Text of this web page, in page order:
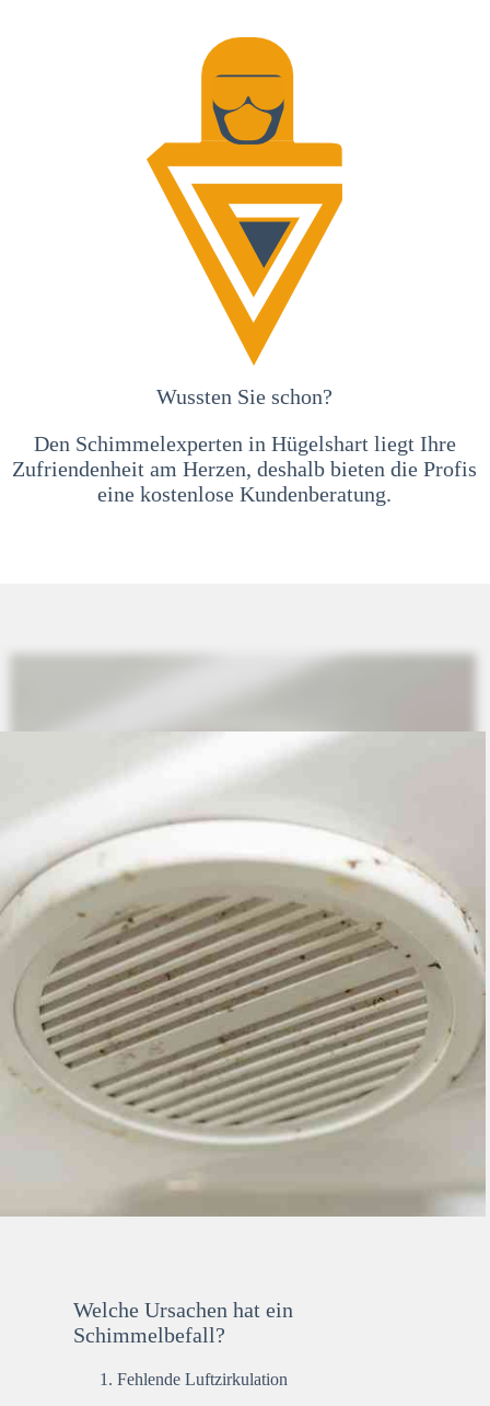
Wussten Sie schon?
Den Schimmelexperten in Hügelshart liegt Ihre
Zufriendenheit am Herzen, deshalb bieten die Profis
eine kostenlose Kundenberatung.
Welche Ursachen hat ein
Schimmelbefall?
Fehlende Luftzirkulation